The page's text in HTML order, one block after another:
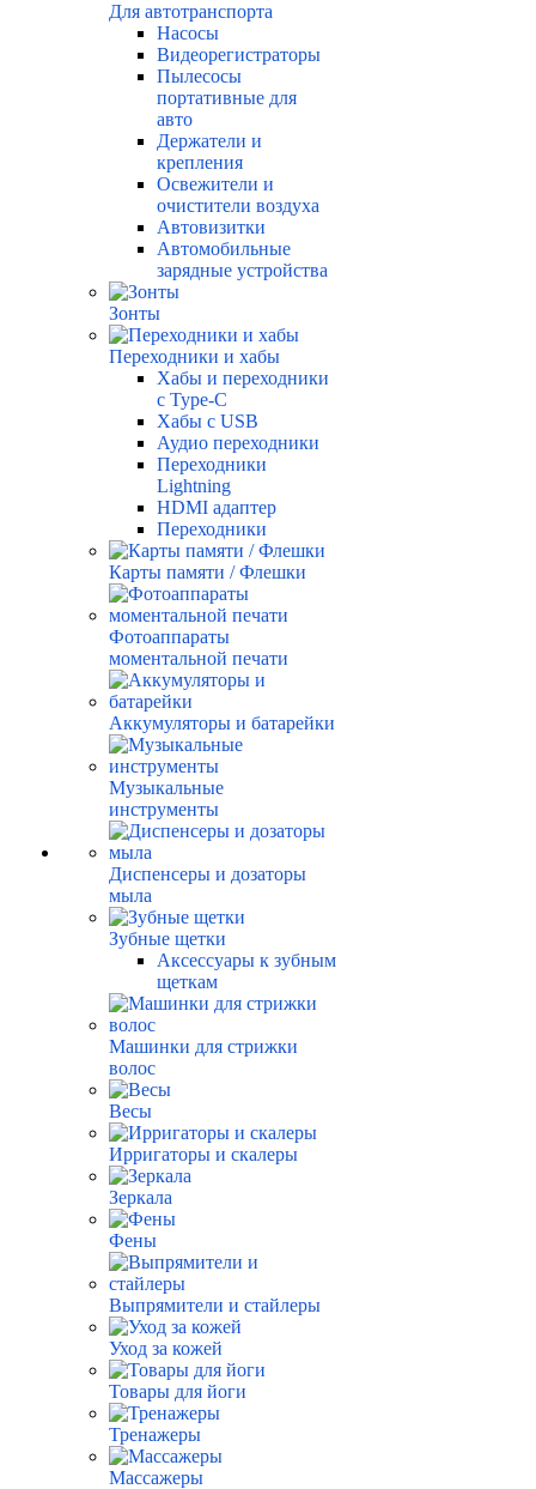
Для автотранспорта
Насосы
Видеорегистраторы
Пылесосы
портативные для
авто
Держатели и
крепления
Освежители и
очистители воздуха
Автовизитки
Автомобильные
зарядные устройства
Зонты
Переходники и хабы
Хабы и переходники
с Type-C
Хабы с USB
Аудио переходники
Переходники
Lightning
HDMI адаптер
Переходники
Карты памяти / Флешки
Фотоаппараты
моментальной печати
Аккумуляторы и батарейки
Музыкальные
инструменты
Диспенсеры и дозаторы
мыла
Зубные щетки
Аксессуары к зубным
щеткам
Машинки для стрижки
волос
Весы
Ирригаторы и скалеры
Зеркала
Фены
Выпрямители и стайлеры
Уход за кожей
Товары для йоги
Тренажеры
Массажеры